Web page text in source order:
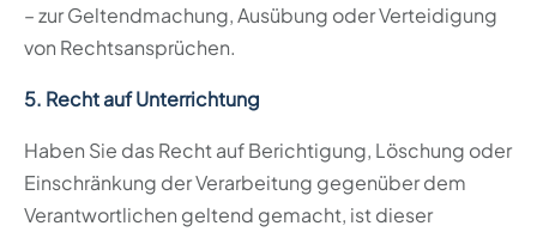
– zur Geltendmachung, Ausübung oder Verteidigung
von Rechtsansprüchen.
5. Recht auf Unterrichtung
Haben Sie das Recht auf Berichtigung, Löschung oder
Einschränkung der Verarbeitung gegenüber dem
Verantwortlichen geltend gemacht, ist dieser